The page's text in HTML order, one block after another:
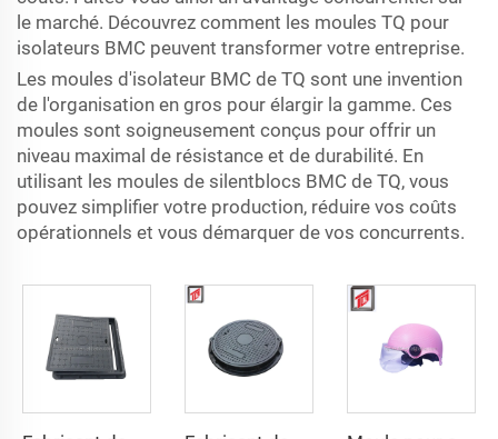
le marché. Découvrez comment les moules TQ pour
isolateurs BMC peuvent transformer votre entreprise.
Les moules d'isolateur BMC de TQ sont une invention
de l'organisation en gros pour élargir la gamme. Ces
moules sont soigneusement conçus pour offrir un
niveau maximal de résistance et de durabilité. En
utilisant les moules de silentblocs BMC de TQ, vous
pouvez simplifier votre production, réduire vos coûts
opérationnels et vous démarquer de vos concurrents.